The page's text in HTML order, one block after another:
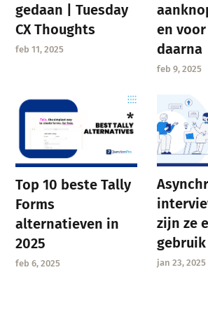
gedaan | Tuesday
CX Thoughts
feb 11, 2025
en voor
daarna
feb 9, 2025
Top 10 beste Tally
Forms
alternatieven in
2025
feb 6, 2025
zijn ze
gebruik
jan 23, 2025